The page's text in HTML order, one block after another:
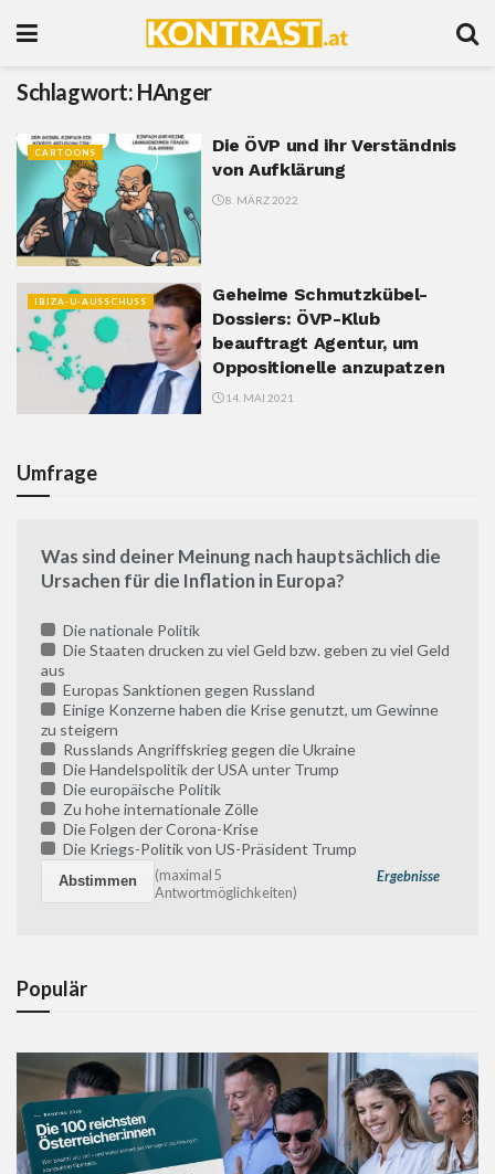
Schlagwort: HAnger
CARTOONS
Die ÖVP und ihr Verständnis
von Aufklärung
8. MÄRZ 2022
IBIZA-U-AUSSCHUSS
Geheime Schmutzkübel-
Dossiers: ÖVP-Klub
beauftragt Agentur, um
Oppositionelle anzupatzen
14. MAI 2021
Umfrage
Was sind deiner Meinung nach hauptsächlich die
Ursachen für die Inflation in Europa?
Die nationale Politik
Die Staaten drucken zu viel Geld bzw. geben zu viel Geld
aus
Europas Sanktionen gegen Russland
Einige Konzerne haben die Krise genutzt, um Gewinne
zu steigern
Russlands Angriffskrieg gegen die Ukraine
Die Handelspolitik der USA unter Trump
Die europäische Politik
Zu hohe internationale Zölle
Die Folgen der Corona-Krise
Die Kriegs-Politik von US-Präsident Trump
Ergebnisse
(maximal 5
Antwortmöglichkeiten)
Populär